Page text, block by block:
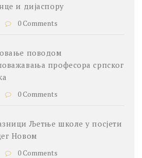
и дијаспору
0 Comments
поводом
професора српског
0 Comments
Љетње школе у посјети
Новом
0 Comments